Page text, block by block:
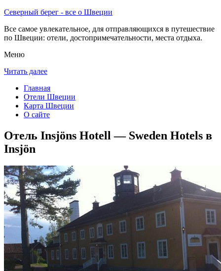
Северный берег - все о Швеции
Все самое увлекательное, для отправляющихся в путешествие
по Швеции: отели, достопримечательности, места отдыха.
Меню
Читать далее
Главная
Отели Швеции
Карта Швеции
О сайте
Отель Insjöns Hotell — Sweden Hotels в
Insjön